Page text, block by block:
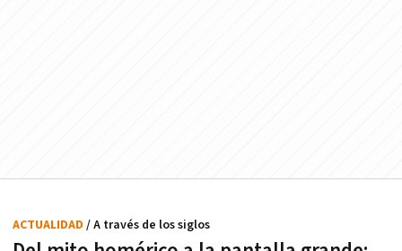
ACTUALIDAD / A través de los siglos